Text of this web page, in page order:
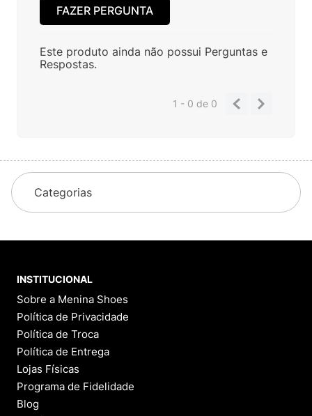
FAZER PERGUNTA
Este produto ainda não possui Perguntas e
Respostas.
1 - 0de 0
Categorias
INSTITUCIONAL
Sobre a Menina Shoes
Política de Privacidade
Política de Troca
Política de Entrega
Lojas Físicas
Programa de Fidelidade
Blog